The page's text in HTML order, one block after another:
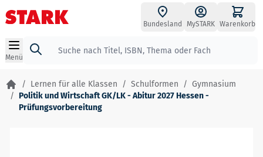
Zum Inhalt springen
Bundesland MySTARK Warenkorb
Menü
Suche
/ Lernen für alle Klassen / Schulformen / Gymnasium
/ Politik und Wirtschaft GK/LK - Abitur 2027 Hessen -
Prüfungsvorbereitung